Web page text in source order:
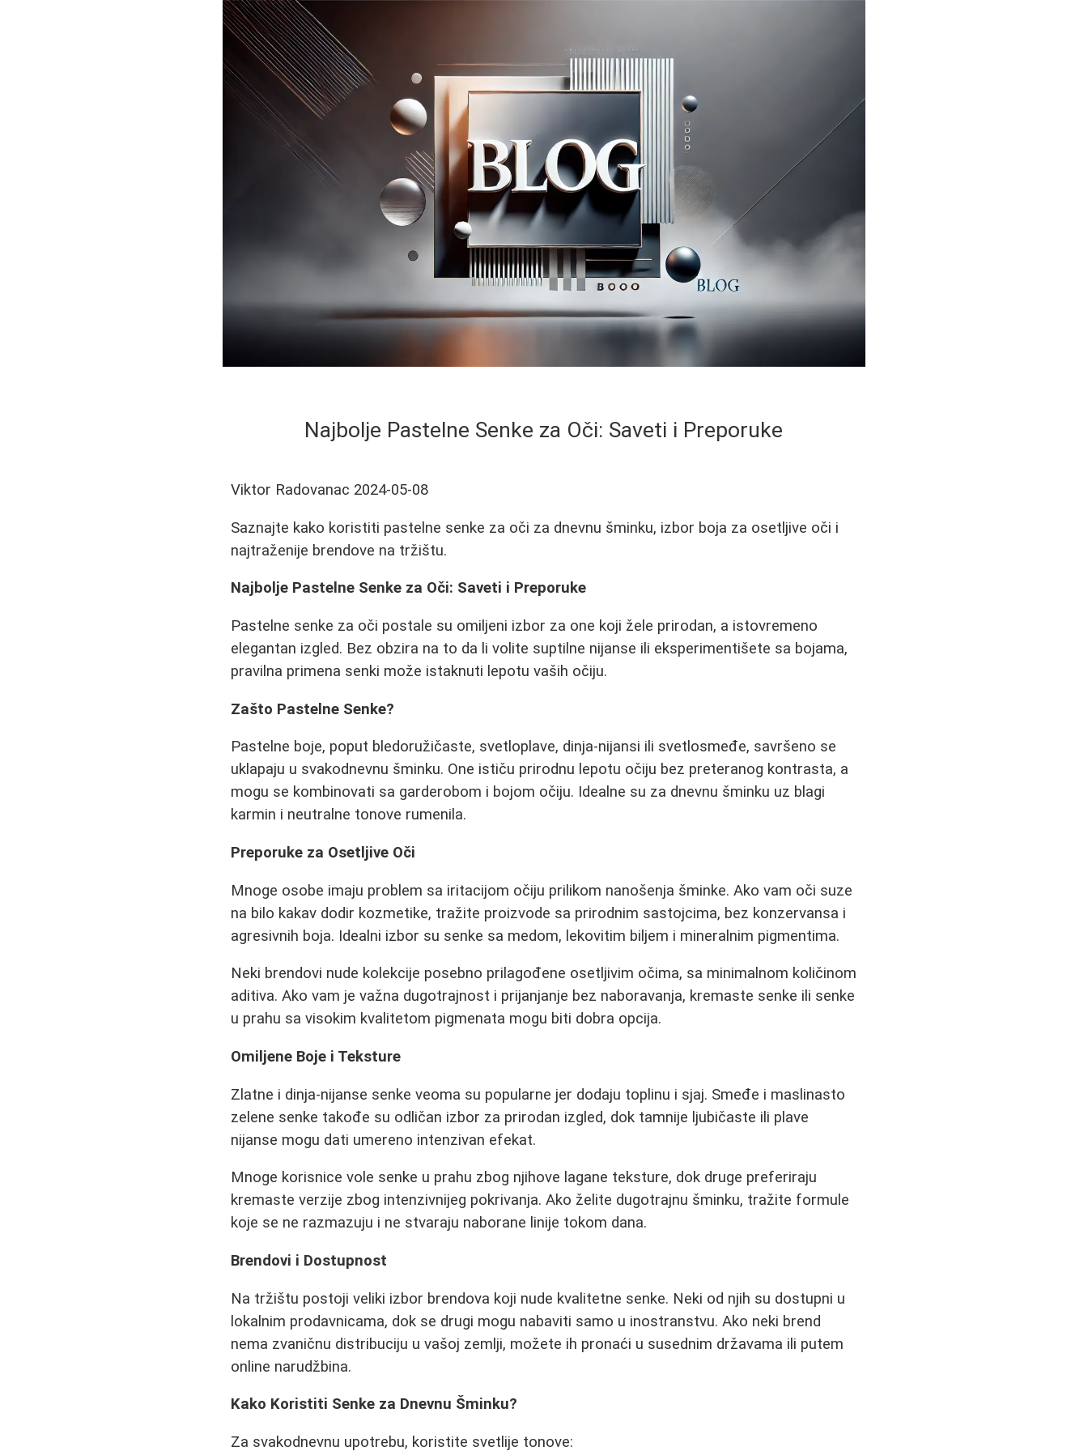
Najbolje Pastelne Senke za Oči: Saveti i Preporuke
Viktor Radovanac 2024-05-08
Saznajte kako koristiti pastelne senke za oči za dnevnu šminku, izbor boja za osetljive oči i
najtraženije brendove na tržištu.
Najbolje Pastelne Senke za Oči: Saveti i Preporuke
Pastelne senke za oči postale su omiljeni izbor za one koji žele prirodan, a istovremeno
elegantan izgled. Bez obzira na to da li volite suptilne nijanse ili eksperimentišete sa bojama,
pravilna primena senki može istaknuti lepotu vaših očiju.
Zašto Pastelne Senke?
Pastelne boje, poput bledoružičaste, svetloplave, dinja-nijansi ili svetlosmeđe, savršeno se
uklapaju u svakodnevnu šminku. One ističu prirodnu lepotu očiju bez preteranog kontrasta, a
mogu se kombinovati sa garderobom i bojom očiju. Idealne su za dnevnu šminku uz blagi
karmin i neutralne tonove rumenila.
Preporuke za Osetljive Oči
Mnoge osobe imaju problem sa iritacijom očiju prilikom nanošenja šminke. Ako vam oči suze
na bilo kakav dodir kozmetike, tražite proizvode sa prirodnim sastojcima, bez konzervansa i
agresivnih boja. Idealni izbor su senke sa medom, lekovitim biljem i mineralnim pigmentima.
Neki brendovi nude kolekcije posebno prilagođene osetljivim očima, sa minimalnom količinom
aditiva. Ako vam je važna dugotrajnost i prijanjanje bez naboravanja, kremaste senke ili senke
u prahu sa visokim kvalitetom pigmenata mogu biti dobra opcija.
Omiljene Boje i Teksture
Zlatne i dinja-nijanse senke veoma su popularne jer dodaju toplinu i sjaj. Smeđe i maslinasto
zelene senke takođe su odličan izbor za prirodan izgled, dok tamnije ljubičaste ili plave
nijanse mogu dati umereno intenzivan efekat.
Mnoge korisnice vole senke u prahu zbog njihove lagane teksture, dok druge preferiraju
kremaste verzije zbog intenzivnijeg pokrivanja. Ako želite dugotrajnu šminku, tražite formule
koje se ne razmazuju i ne stvaraju naborane linije tokom dana.
Brendovi i Dostupnost
Na tržištu postoji veliki izbor brendova koji nude kvalitetne senke. Neki od njih su dostupni u
lokalnim prodavnicama, dok se drugi mogu nabaviti samo u inostranstvu. Ako neki brend
nema zvaničnu distribuciju u vašoj zemlji, možete ih pronaći u susednim državama ili putem
online narudžbina.
Kako Koristiti Senke za Dnevnu Šminku?
Za svakodnevnu upotrebu, koristite svetlije tonove: